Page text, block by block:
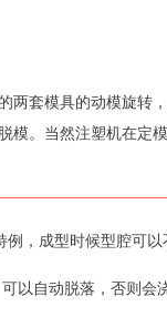
套模具的动模旋转
。当然注塑机在定
，成型时候型腔可以
以自动脱落，否则会